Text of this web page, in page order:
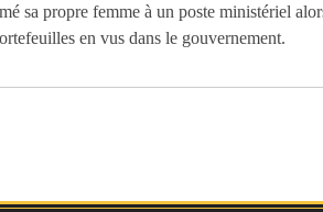
sa propre femme à un poste ministériel
en vus dans le gouvernement.